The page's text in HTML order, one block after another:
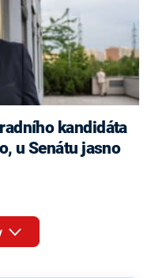
kandidáta
u Senátu jasno